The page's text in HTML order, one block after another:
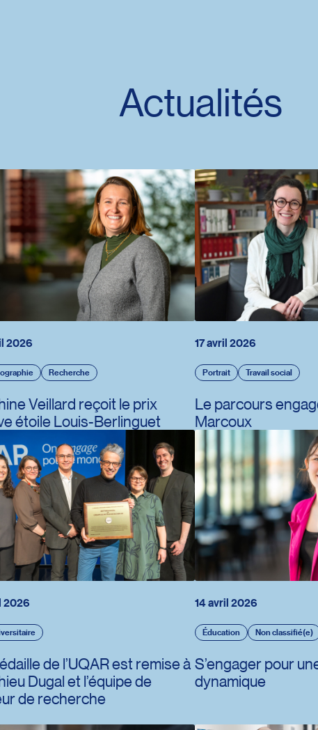
Actualités
des bioressources
et territorial
de travail
affaires
2026
Recherche
Veillard reçoit le prix
étoile Louis-Berlinguet
17 avril 2026
Portrait Travail social
Le parcours
Marcoux
2026
de l’UQAR est remise à
Dugal et l’équipe de
de recherche
14 avril 2026
Éducation Non classifié(e)
S’engager pour
dynamique